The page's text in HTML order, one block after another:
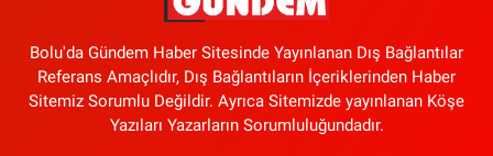
Bolu'da Gündem Haber Sitesinde Yayınlanan Dış Bağlantılar
Referans Amaçlıdır, Dış Bağlantıların İçeriklerinden Haber
Sitemiz Sorumlu Değildir. Ayrıca Sitemizde yayınlanan Köşe
Yazıları Yazarların Sorumluluğundadır.